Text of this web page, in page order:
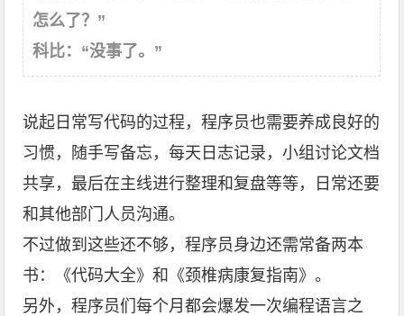
怎么了？ ”
科比： “没事了。 ”
说起日常写代码的过程，程序员也需要养成良好的
习惯，随手写备忘，每天日志记录，小组讨论文档
共享，最后在主线进行整理和复盘等等，日常还要
和其他部门人员沟通。
不过做到这些还不够，程序员身边还需常备两本
书：《代码大全》和《颈椎病康复指南》。
另外，程序员们每个月都会爆发一次编程语言之